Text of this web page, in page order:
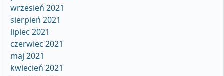
wrzesień 2021
sierpień 2021
lipiec 2021
czerwiec 2021
maj 2021
kwiecień 2021